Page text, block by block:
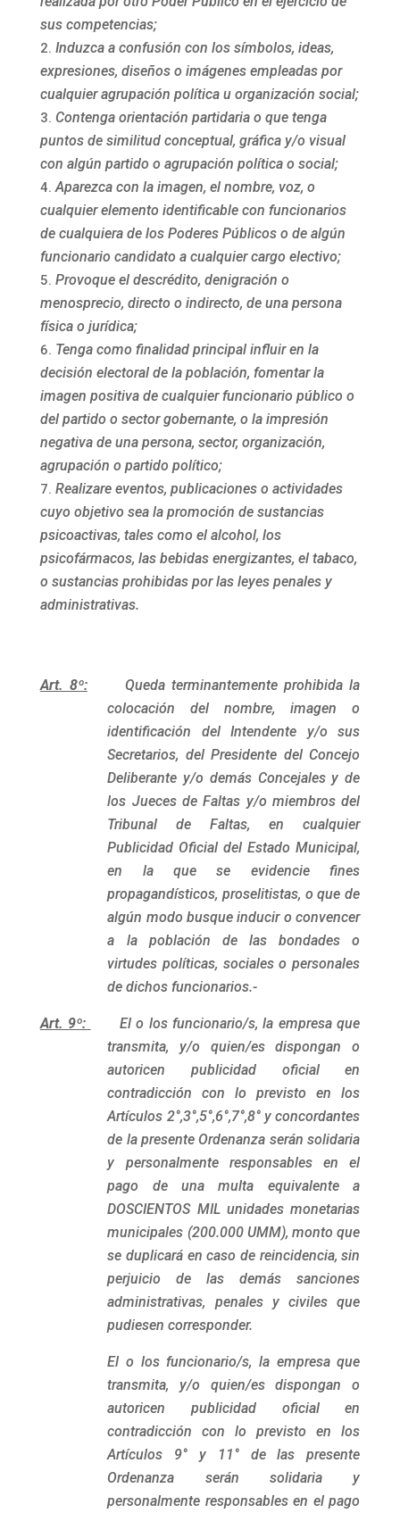
sus competencias;
Induzca a confusión con los símbolos, ideas,
expresiones, diseños o imágenes empleadas por
cualquier agrupación política u organización social;
Contenga orientación partidaria o que tenga
puntos de similitud conceptual, gráfica y/o visual
con algún partido o agrupación política o social;
Aparezca con la imagen, el nombre, voz, o
cualquier elemento identificable con funcionarios
de cualquiera de los Poderes Públicos o de algún
funcionario candidato a cualquier cargo electivo;
Provoque el descrédito, denigración o
menosprecio, directo o indirecto, de una persona
física o jurídica;
Tenga como finalidad principal influir en la
decisión electoral de la población, fomentar la
imagen positiva de cualquier funcionario público o
del partido o sector gobernante, o la impresión
negativa de una persona, sector, organización,
agrupación o partido político;
Realizare eventos, publicaciones o actividades
cuyo objetivo sea la promoción de sustancias
psicoactivas, tales como el alcohol, los
psicofármacos, las bebidas energizantes, el tabaco,
o sustancias prohibidas por las leyes penales y
administrativas.
Art. 8º:Queda terminantemente prohibida la
colocación del nombre, imagen o
identificación del Intendente y/o sus
Secretarios, del Presidente del Concejo
Deliberante y/o demás Concejales y de
los Jueces de Faltas y/o miembros del
Tribunal de Faltas, en cualquier
Publicidad Oficial del Estado Municipal,
en la que se evidencie fines
propagandísticos, proselitistas, o que de
algún modo busque inducir o convencer
a la población de las bondades o
virtudes políticas, sociales o personales
de dichos funcionarios.-
Art. 9º:
El o los funcionario/s, la empresa que
transmita, y/o quien/es dispongan o
autoricen publicidad oficial en
contradicción con lo previsto en los
Artículos 2°,3°,5°,6°,7°,8° y concordantes
de la presente Ordenanza serán solidaria
y personalmente responsables en el
pago de una multa equivalente a
DOSCIENTOS MIL unidades monetarias
municipales (200.000 UMM), monto que
se duplicará en caso de reincidencia, sin
perjuicio de las demás sanciones
administrativas, penales y civiles que
pudiesen corresponder.
El o los funcionario/s, la empresa que
transmita, y/o quien/es dispongan o
autoricen publicidad oficial en
contradicción con lo previsto en los
Artículos 9° y 11° de las presente
Ordenanza serán solidaria y
personalmente responsables en el pago